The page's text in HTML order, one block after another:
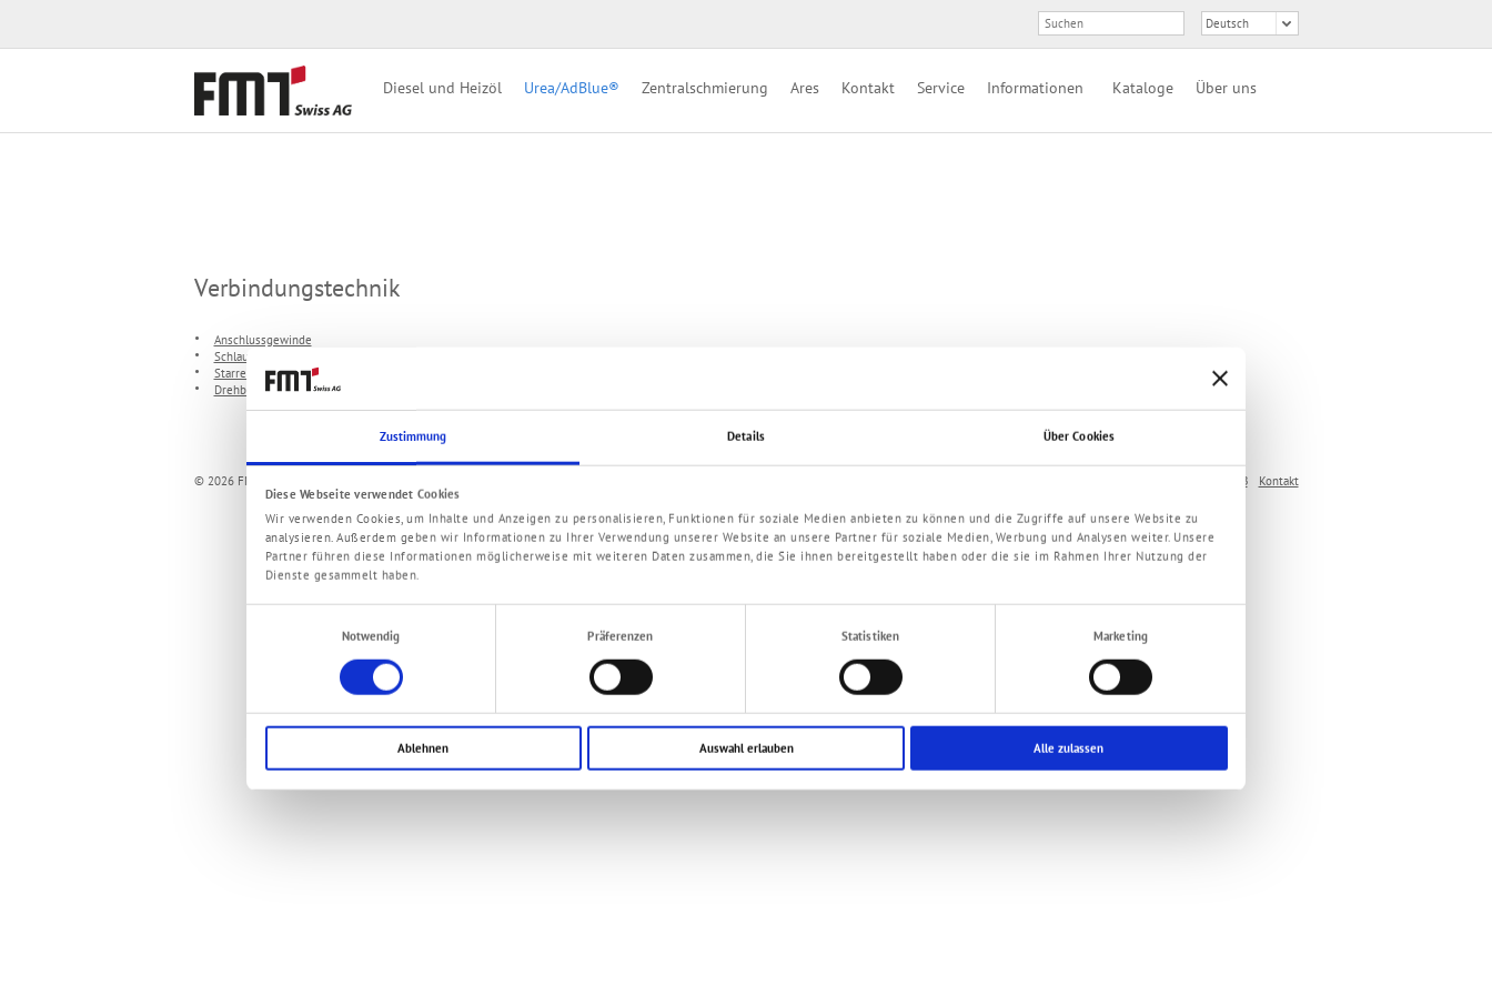
Zustimmung Details Über Cookies
Diese Webseite verwendet Cookies
Wir verwenden Cookies, um Inhalte und Anzeigen zu personalisieren, Funktionen für soziale Medien anbieten zu können und die Zugriffe auf unsere Website zu
analysieren. Außerdem geben wir Informationen zu Ihrer Verwendung unserer Website an unsere Partner für soziale Medien, Werbung und Analysen weiter. Unsere
Partner führen diese Informationen möglicherweise mit weiteren Daten zusammen, die Sie ihnen bereitgestellt haben oder die sie im Rahmen Ihrer Nutzung der
Dienste gesammelt haben.
Notwendig
Präferenzen Statistiken Marketing
Ablehnen Auswahl erlauben Alle zulassen
Diesel und Heizöl Urea/AdBlue® Zentralschmierung Ares Kontakt Service Informationen Kataloge Über uns
Verbindungstechnik
Anschlussgewinde
Schlaucharmatur
Starre Verbindung / Flansch
Drehbare Verbindung
© 2026 FMT Swiss AG AGB Kontakt